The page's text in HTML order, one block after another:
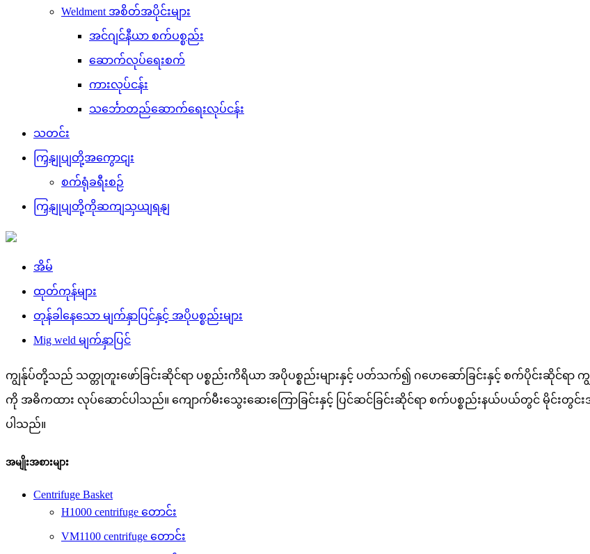
Weldment အစိတ်အပိုင်းများ
အင်ဂျင်နီယာ စက်ပစ္စည်း
ဆောက်လုပ်ရေးစက်
ကားလုပ်ငန်း
သင်္ဘောတည်ဆောက်ရေးလုပ်ငန်း
သတင်း
ကြှနျုပျတို့အကွောငျး
စက်ရုံခရီးစဉ်
ကြှနျုပျတို့ကိုဆကျသှယျရနျ
အိမ်
ထုတ်ကုန်များ
တုန်ခါနေသော မျက်နှာပြင်နှင့် အပိုပစ္စည်းများ
Mig weld မျက်နှာပြင်
ကျွန်ုပ်တို့သည် သတ္တုတူးဖော်ခြင်းဆိုင်ရာ ပစ္စည်းကိရိယာ အပိုပစ္စည်းများနှင့် ပတ်သက်၍ ဂဟေဆော်ခြင်းနှင့် စက်ပိုင်းဆိုင်ရာ
ကို အဓိကထား လုပ်ဆောင်ပါသည်။ ကျောက်မီးသွေးဆေးကြောခြင်းနှင့် ပြင်ဆင်ခြင်းဆိုင်ရာ စက်ပစ္စည်းနယ်ပယ်တွင် မိုင်းတွင်း
ပါသည်။
အမျိုးအစားများ
Centrifuge Basket
H1000 centrifuge တောင်း
VM1100 centrifuge တောင်း